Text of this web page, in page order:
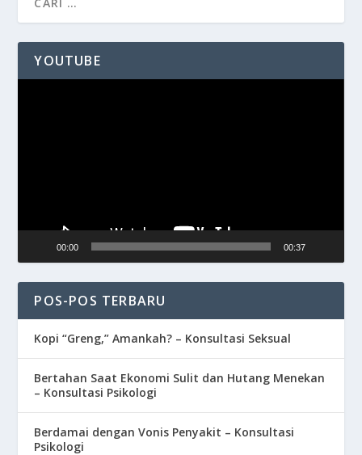
YOUTUBE
00:00 00:37
POS-POS TERBARU
Kopi “Greng,” Amankah? – Konsultasi Seksual
Bertahan Saat Ekonomi Sulit dan Hutang Menekan
– Konsultasi Psikologi
Berdamai dengan Vonis Penyakit – Konsultasi
Psikologi